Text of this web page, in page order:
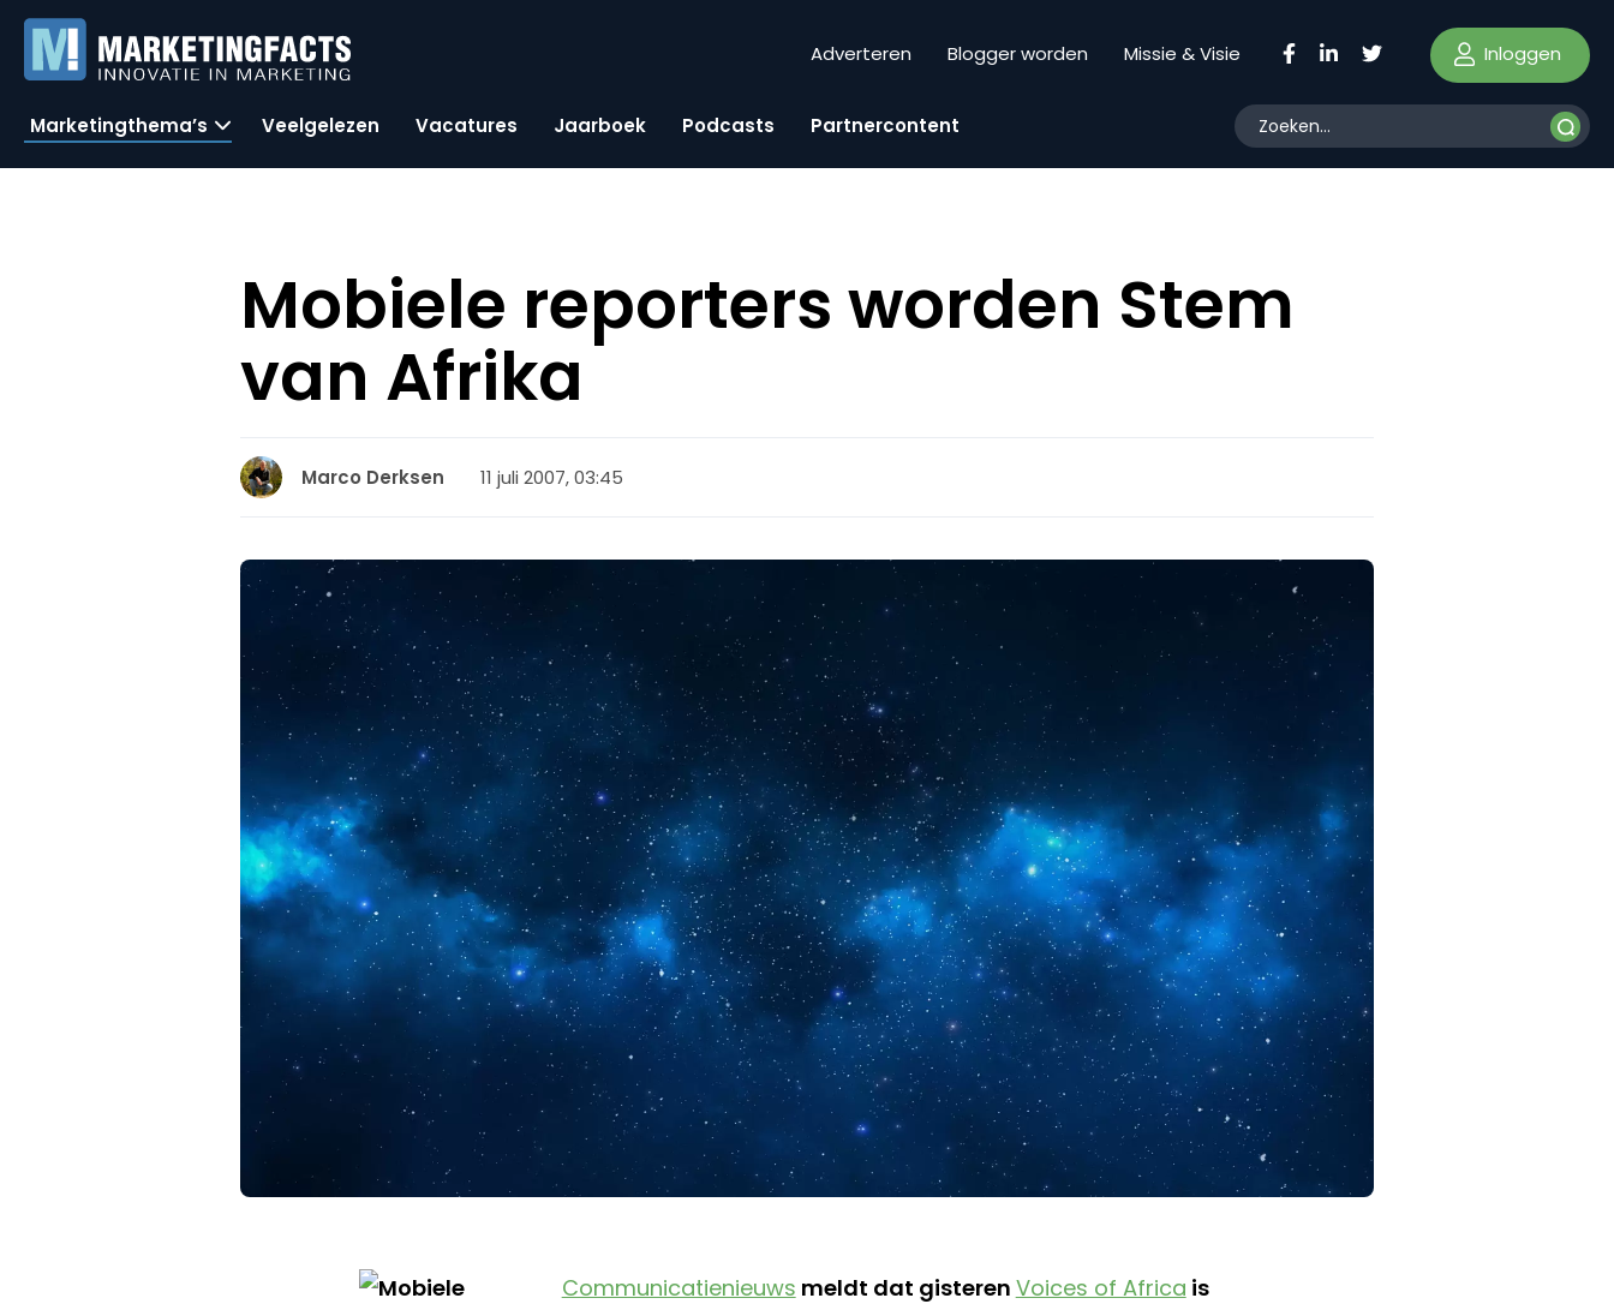
Adverteren Blogger worden Missie & Visie Inloggen
Marketingthema’s Veelgelezen Vacatures Jaarboek Podcasts Partnercontent
Mobiele reporters worden Stem
van Afrika
Marco Derksen 11 juli 2007, 03:45
Communicatienieuws meldt dat gisteren Voices of Africa is